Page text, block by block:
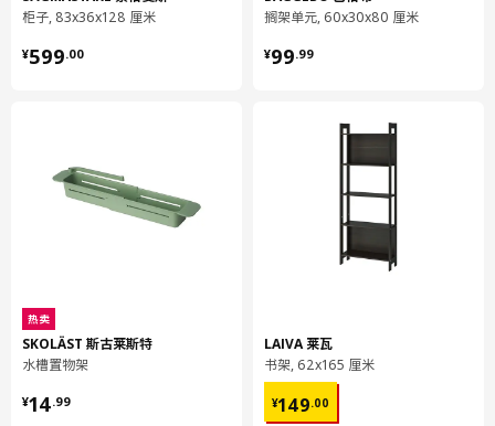
长度
205 厘米
净重
4.95 公斤
包装数量
305.122.78
高度
5 厘米
65 厘米
净重
8.55 公斤
柜子, 83x36x128 厘米
¥599.00
¥ 599.00
热卖
SKOLÄST 斯古莱斯特
水槽置物架
¥14.99
¥ 14.99
搁架单元, 60x30x80 厘米
¥99.99
¥ 99.99
LAIVA 莱瓦
书架, 62x165 厘米
¥149.00
¥ 149.00